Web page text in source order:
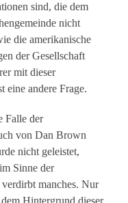
sind, die dem
nicht
die amerikanische
der Gesellschaft
mit dieser
eine andere Frage.
Falle der
von Dan Brown
nicht geleistet,
Sinne der
manches. Nur